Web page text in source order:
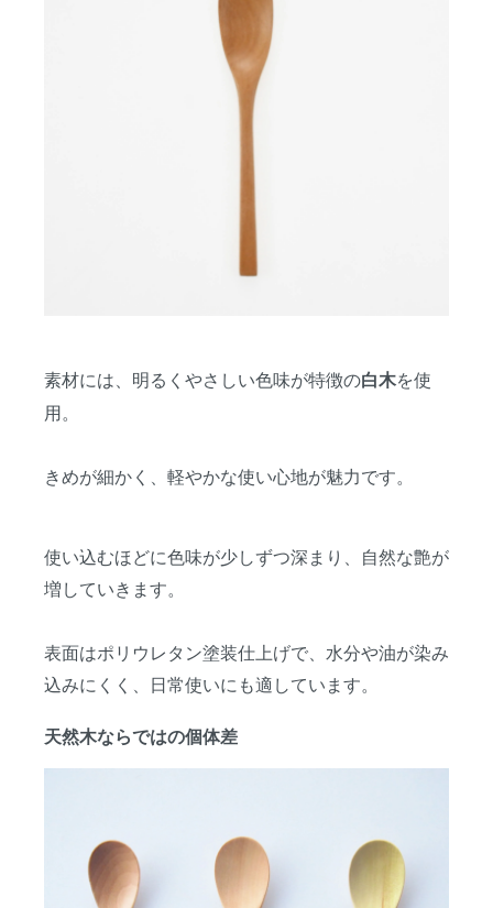
素材には、明るくやさしい色味が特徴の白木を使
用。
きめが細かく、軽やかな使い心地が魅力です。
使い込むほどに色味が少しずつ深まり、自然な艶が
増していきます。
表面はポリウレタン塗装仕上げで、水分や油が染み
込みにくく、日常使いにも適しています。
天然木ならではの個体差